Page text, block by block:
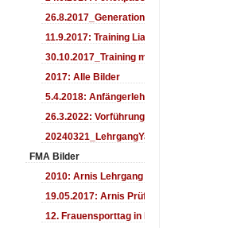
26.8.2017_Generationentag_Sehnde
11.9.2017: Training LiaSuzuki Hildesheim
30.10.2017_Training mit Ando
2017: Alle Bilder
5.4.2018: Anfängerlehrgang
26.3.2022: Vorführung
20240321_LehrgangYamashima
FMA Bilder
2010: Arnis Lehrgang
19.05.2017: Arnis Prüfung
12. Frauensporttag in Langenhagen 2017